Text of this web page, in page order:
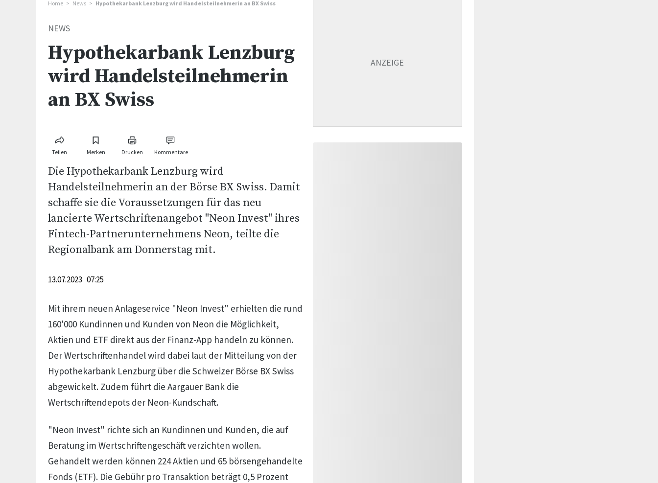
Home News Hypothekarbank Lenzburg wird Handelsteilnehmerin an BX Swiss
NEWS
Hypothekarbank Lenzburg
wird Handelsteilnehmerin
an BX Swiss
Teilen Merken Drucken Kommentare
Die Hypothekarbank Lenzburg wird
Handelsteilnehmerin an der Börse BX Swiss. Damit
schaffe sie die Voraussetzungen für das neu
lancierte Wertschriftenangebot "Neon Invest" ihres
Fintech-Partnerunternehmens Neon, teilte die
Regionalbank am Donnerstag mit.
13.07.2023 07:25
Mit ihrem neuen Anlageservice "Neon Invest" erhielten die rund
160'000 Kundinnen und Kunden von Neon die Möglichkeit,
Aktien und ETF direkt aus der Finanz-App handeln zu können.
Der Wertschriftenhandel wird dabei laut der Mitteilung von der
Hypothekarbank Lenzburg über die Schweizer Börse BX Swiss
abgewickelt. Zudem führt die Aargauer Bank die
Wertschriftendepots der Neon-Kundschaft.
"Neon Invest" richte sich an Kundinnen und Kunden, die auf
Beratung im Wertschriftengeschäft verzichten wollen.
Gehandelt werden können 224 Aktien und 65 börsengehandelte
Fonds (ETF). Die Gebühr pro Transaktion beträgt 0,5 Prozent